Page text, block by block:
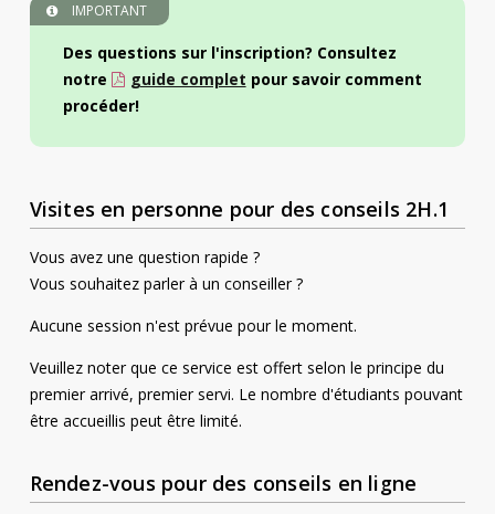
IMPORTANT
Des questions sur l'inscription? Consultez
notre
guide complet pour savoir comment
procéder!
Visites en personne pour des conseils 2H.1
Vous avez une question rapide ?
Vous souhaitez parler à un conseiller ?
Aucune session n'est prévue pour le moment.
Veuillez noter que ce service est offert selon le principe du
premier arrivé, premier servi. Le nombre d'étudiants pouvant
être accueillis peut être limité.
Rendez-vous pour des conseils en ligne